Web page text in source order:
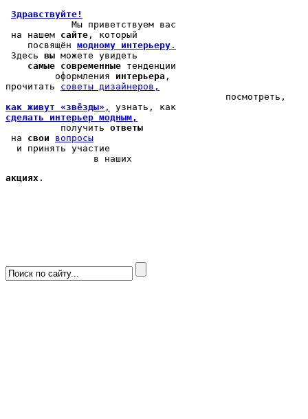
Здравствуйте!
            Мы
приветствуем вас
на нашем сайте , который
    посвящён
модному интерьеру .
Здесь вы можете увидеть
самые современные тенденции
         оформления
интерьера ,
прочитать cоветы дизайнеров,
как живут «звёзды» ,
сделать интерьер модным,
          получить
ответы
на свои
вопросы
  и принять участие
                в наших
акциях .